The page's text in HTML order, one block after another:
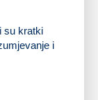
su kratki
i